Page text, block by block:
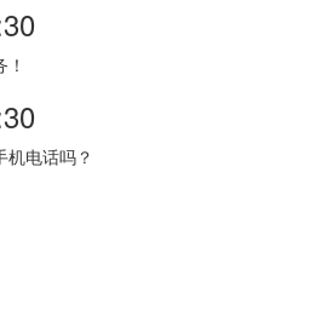
机电话吗？